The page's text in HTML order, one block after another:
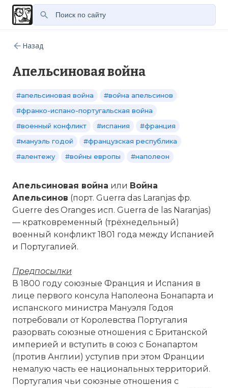
Назад
Апельсиновая война
#апельсиновая война
#война апельсинов
#франко-испано-португальская война
#военный конфликт
#испания
#франция
#мануэль годой
#французская республика
#алентежу
#войны европы #наполеон
Апельсиновая война или Война
Апельсинов (порт. Guerra das Laranjas фр.
Guerre des Oranges исп. Guerra de las Naranjas)
— кратковременный (трёхнедельный)
военный конфликт 1801 года между Испанией
и Португалией.
Предпосылки
В 1800 году союзные Франция и Испания в
лице первого консула Наполеона Бонапарта и
испанского министра Мануэля Годоя
потребовали от Королевства Португалия
разорвать союзные отношения с Британской
империей и вступить в союз с Бонапартом
(против Англии) уступив при этом Франции
немалую часть ее национальных территорий.
Португалия чьи союзные отношения с